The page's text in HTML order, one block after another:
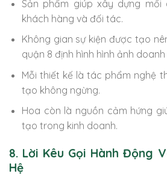
Sản phẩm giúp xây dựng
khách hàng và đối tác.
Không gian sự kiện được tạo
quận 8 định hình hình ảnh doanh
Mỗi thiết kế là tác phẩm nghệ
tạo không ngừng.
Hoa còn là nguồn cảm hứng
tạo trong kinh doanh.
8. Lời Kêu Gọi Hành Động
Hệ